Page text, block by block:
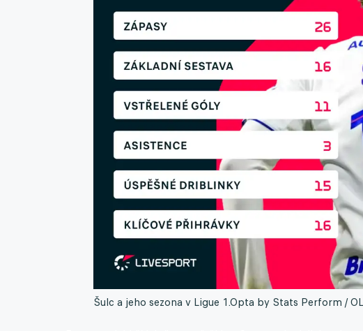
Šulc a jeho sezona v Ligue 1.Opta by Stats Perform /